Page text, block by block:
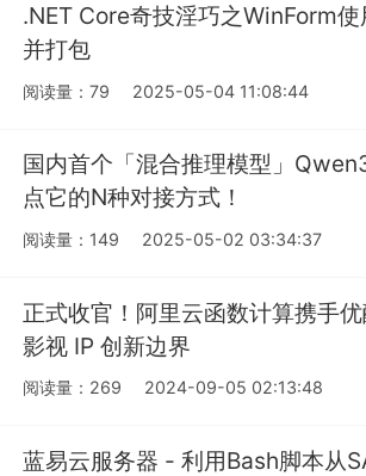
.NET Core奇技淫巧之WinForm
并打包
阅读量：79 2025-05-04 11:08:44
国内首个「混合推理模型」
点它的N种对接方式！
阅读量：149 2025-05-02 03:34:37
正式收官！阿里云函数计算携手
影视 IP 创新边界
阅读量：269 2024-09-05 02:13:48
蓝易云服务器 - 利用Bash脚本从